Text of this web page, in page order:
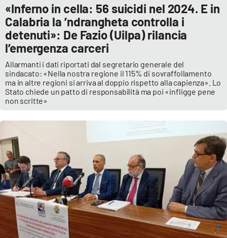
«Inferno in cella: 56 suicidi nel 2024. E in
Calabria la ’ndrangheta controlla i
detenuti»: De Fazio (Uilpa) rilancia
l’emergenza carceri
Allarmanti i dati riportati dal segretario generale del
sindacato: «Nella nostra regione il 115% di sovraffollamento
ma in altre regioni si arriva al doppio rispetto alla capienza». Lo
Stato chiede un patto di responsabilità ma poi «infligge pene
non scritte»